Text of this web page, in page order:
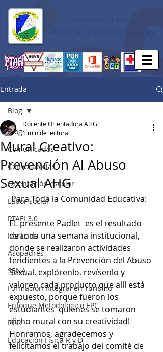
Entrada
Blog
Comunicados
Convocatorias
Orientación escolar
Labor social
PTAFI 3.0
Horarios
Asopadres
SENA
Formación Integral en Turismo
Enfoque Metodologico EPC
PGR
Educación Física R y D
Blog
Mural Creativo:
Prevención Al Abuso
Sexual AHG
Docente Orientadora AHG
1 min de lectura
Para Toda la Comunidad Educativa:
EL presente Padlet  es el resultado
de toda una semana institucional,
donde se realizaron actividades
tendientes a la Prevención del Abuso
Sexual, explórenlo, revísenlo y
valoren cada producto que allí está
expuesto, porque fueron los
estudiantes  quienes se tomaron
dicho mural con su creatividad!
Honramos, agradecemos y
felicitamos el trabajo del comité de